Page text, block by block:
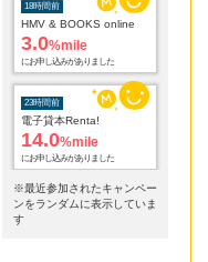
18時間前
HMV & BOOKS online
3.0%mile
にお申し込みがありました
23時間前
電子貸本Renta!
14.0%mile
にお申し込みがありました
23時間前
DHCオンラインショップ
※最近参加されたキャンペー
ンをランダムに表示していま
す